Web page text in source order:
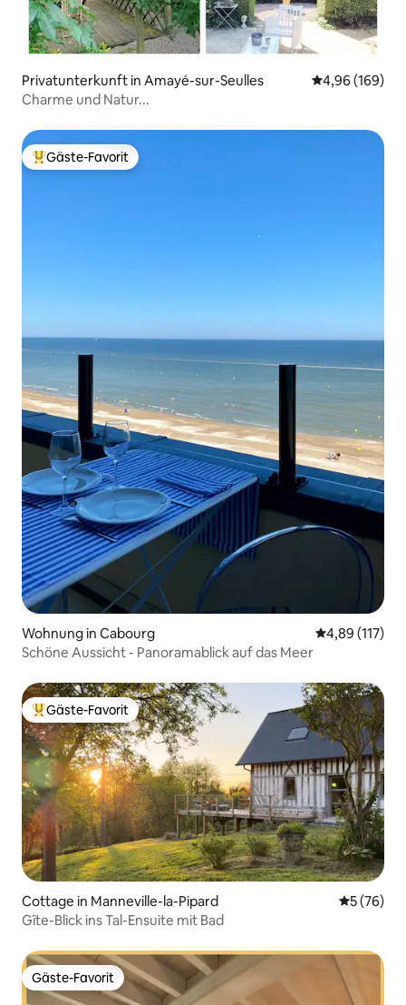
Privatunterkunft in Amayé-sur-Seulles
4,96 (169)
Charme und Natur...
Beliebter Gäste-Favorit.
Gäste-Favorit
Wohnung in Cabourg
4,89 (117)
Schöne Aussicht - Panoramablick auf das Meer
Beliebter Gäste-Favorit.
Gäste-Favorit
Cottage in Manneville-la-Pipard
5 (76)
Gîte-Blick ins Tal-Ensuite mit Bad
Gäste-Favorit
Gäste-Favorit